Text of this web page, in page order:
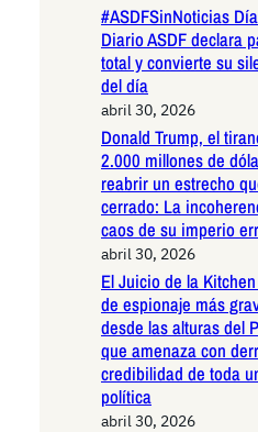
#ASDFSinNoticias
Diario ASDF declara
total y convierte su
del día
abril 30, 2026
Donald Trump, el
2.000 millones de
reabrir un estrecho
cerrado: La
caos de su imperio
abril 30, 2026
El Juicio de la
de espionaje más
desde las alturas del
que amenaza con
credibilidad de toda
política
abril 30, 2026